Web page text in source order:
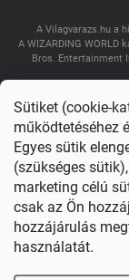
Sütiket (cookie-
működtetéséhez
Egyes sütik
(szükséges
marketing célú
csak az Ön
hozzájárulás
használatát.
A Vilagvarazs.hu a
A WIZARDING
Bros. Entertainment
Copyright 2026